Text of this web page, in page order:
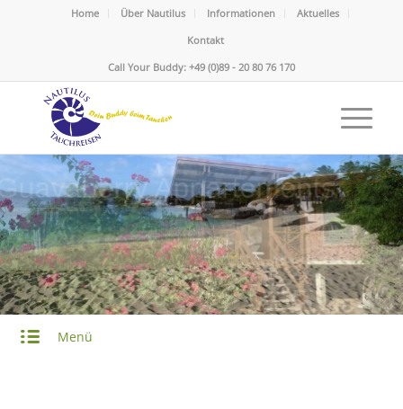
Home Über Nautilus Informationen
Aktuelles
Kontakt
Call Your Buddy: +49 (0)89 - 20 80 76 170
Guavaberry Appartements
Karibik - British Virgin Islands - Virgin Gorda
Menü